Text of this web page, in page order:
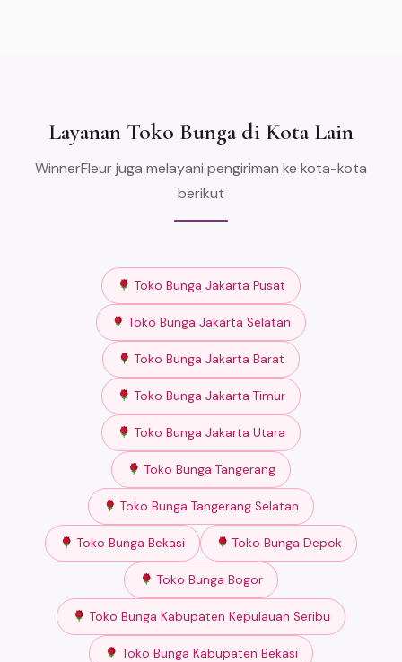
Layanan Toko Bunga di Kota Lain
WinnerFleur juga melayani pengiriman ke kota-kota
berikut
Toko Bunga Jakarta Pusat
Toko Bunga Jakarta Selatan
Toko Bunga Jakarta Barat
Toko Bunga Jakarta Timur
Toko Bunga Jakarta Utara
Toko Bunga Tangerang
Toko Bunga Tangerang Selatan
Toko Bunga Bekasi Toko Bunga Depok
Toko Bunga Bogor
Toko Bunga Kabupaten Kepulauan Seribu
Toko Bunga Kabupaten Bekasi